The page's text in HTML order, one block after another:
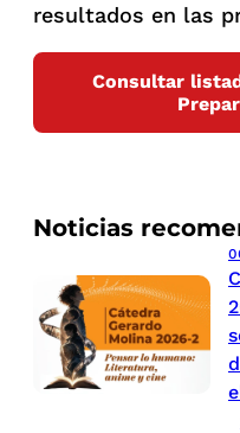
Noticias
resultados en las
Consultar